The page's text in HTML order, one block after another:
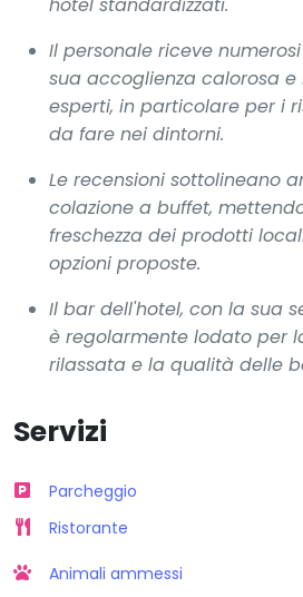
Il personale riceve
sua accoglienza calorosa e
esperti, in particolare per i
da fare nei dintorni.
Le recensioni sottolineano
colazione a buffet,
freschezza dei prodotti
opzioni proposte.
Il bar dell'hotel, con la sua
è regolarmente lodato per
rilassata e la qualità delle
Servizi
Parcheggio
Ristorante
Animali ammessi